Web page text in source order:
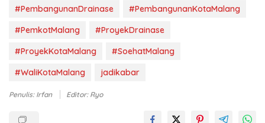
#PembangunanDrainase
#PembangunanKotaMalang
#PemkotMalang
#ProyekDrainase
#ProyekKotaMalang
#SoehatMalang
#WaliKotaMalang
jadikabar
Penulis: Irfan Editor: Ryo